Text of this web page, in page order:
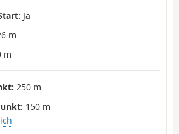
Ja
m
m
250 m
150 m